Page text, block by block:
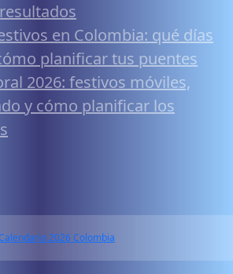
en Colombia: qué días
planificar tus puentes
2026: festivos móviles,
y cómo planificar los
2026 Colombia